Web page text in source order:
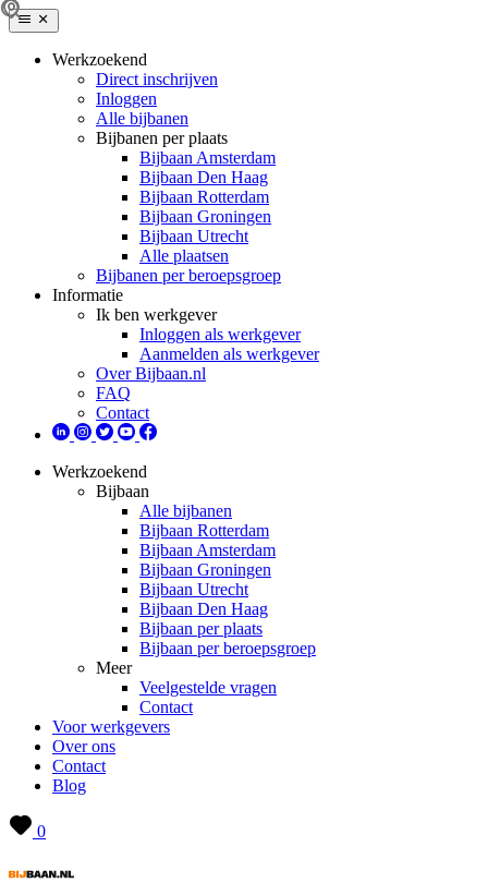
Werkzoekend
Direct inschrijven
Inloggen
Alle bijbanen
Bijbanen per plaats
Bijbaan Amsterdam
Bijbaan Den Haag
Bijbaan Rotterdam
Bijbaan Groningen
Bijbaan Utrecht
Alle plaatsen
Bijbanen per beroepsgroep
Informatie
Ik ben werkgever
Inloggen als werkgever
Aanmelden als werkgever
Over Bijbaan.nl
FAQ
Contact
Werkzoekend
Bijbaan
Alle bijbanen
Bijbaan Rotterdam
Bijbaan Amsterdam
Bijbaan Groningen
Bijbaan Utrecht
Bijbaan Den Haag
Bijbaan per plaats
Bijbaan per beroepsgroep
Meer
Veelgestelde vragen
Contact
Voor werkgevers
Over ons
Contact
Blog
0